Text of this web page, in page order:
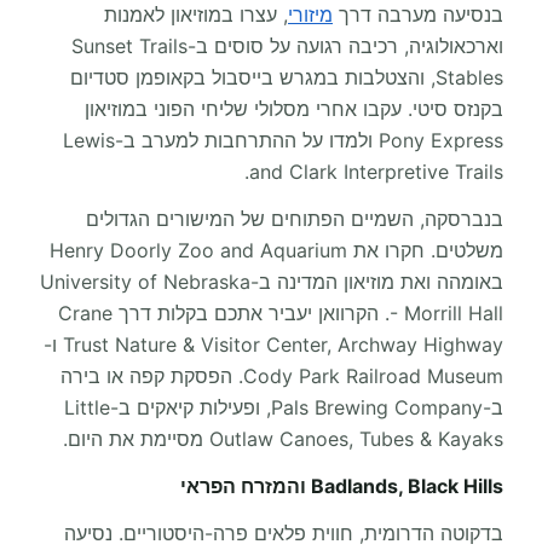
בנסיעה מערבה דרך מיזורי, עצרו במוזיאון לאמנות
וארכאולוגיה, רכיבה רגועה על סוסים ב-Sunset Trails
Stables, והצטלבות במגרש בייסבול בקאופמן סטדיום
בקנזס סיטי. עקבו אחרי מסלולי שליחי הפוני במוזיאון
Pony Express ולמדו על ההתרחבות למערב ב-Lewis
and Clark Interpretive Trails.
בנברסקה, השמיים הפתוחים של המישורים הגדולים
משלטים. חקרו את Henry Doorly Zoo and Aquarium
באומהה ואת מוזיאון המדינה ב-University of Nebraska
- Morrill Hall. הקרוואן יעביר אתכם בקלות דרך Crane
Trust Nature & Visitor Center, Archway Highway ו-
Cody Park Railroad Museum. הפסקת קפה או בירה
ב-Pals Brewing Company, ופעילות קיאקים ב-Little
Outlaw Canoes, Tubes & Kayaks מסיימת את היום.
Badlands, Black Hills והמזרח הפראי
בדקוטה הדרומית, חווית פלאים פרה-היסטוריים. נסיעה